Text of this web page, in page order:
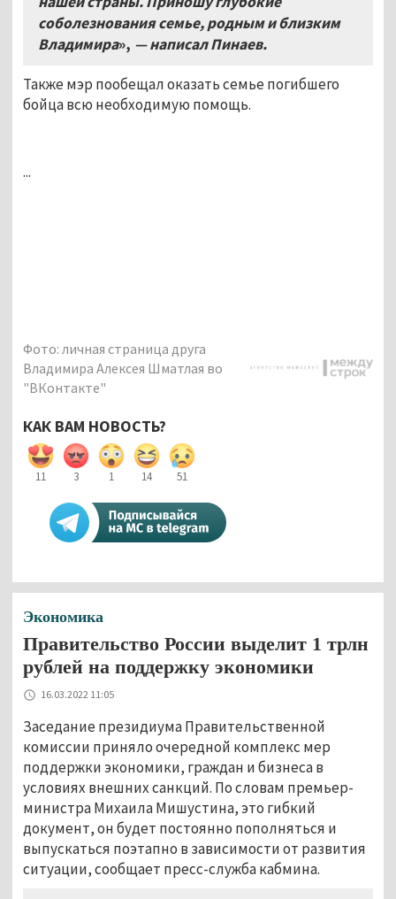
соболезнования семье, родным и близким
Владимира», — написал Пинаев.
Также мэр пообещал оказать семье погибшего
бойца всю необходимую помощь.
...
Фото: личная страница друга
Владимира Алексея Шматлая во
"ВКонтакте"
КАК ВАМ НОВОСТЬ?
11 3 1 14 51
Экономика
Правительство России выделит 1 трлн
рублей на поддержку экономики
16.03.2022 11:05
Заседание президиума Правительственной
комиссии приняло очередной комплекс мер
поддержки экономики, граждан и бизнеса в
условиях внешних санкций. По словам премьер-
министра Михаила Мишустина, это гибкий
документ, он будет постоянно пополняться и
выпускаться поэтапно в зависимости от развития
ситуации, сообщает пресс-служба кабмина.